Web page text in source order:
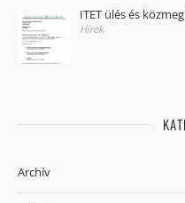
ITET ülés és
Hírek
Archív